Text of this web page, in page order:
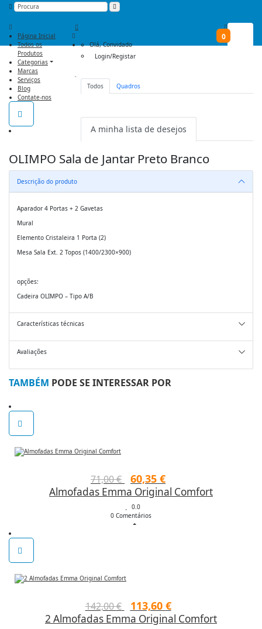
Página Inicial
Todos os
Produtos
Categorias
Marcas
Serviços
Blog
Contate-nos
0
Olá,Convidado
Login/Registar
Todos Quadros
Não há nenhum item na lista de
A minha lista de desejos
OLIMPO Sala de Jantar Preto Branco
Descrição do produto
Aparador 4 Portas + 2 Gavetas
Mural
Elemento Cristaleira 1 Porta (2)
Mesa Sala Ext. 2 Topos (1400/2300×900)
opções:
Cadeira OLIMPO – Tipo A/B
Características técnicas
Avaliações
TAMBÉM PODE SE INTERESSAR POR
71,00€
O
preço
original
era:
60,35 €
preço
Almofadas Emma Original Comfort
0.0
0 Comentários
142,00€
O
preço
113,60 €
preço
2 Almofadas Emma Original Comfort